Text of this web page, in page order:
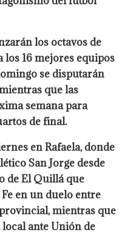
los octavos de
16 mejores equipos
se disputarán
que las
semana para
de final.
en Rafaela, donde
San Jorge desde
de El Quillá que
en un duelo entre
mientras que
ante Unión de